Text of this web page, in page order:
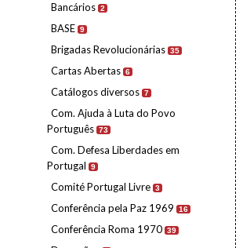
Bancários 2
BASE 9
Brigadas Revolucionárias 35
Cartas Abertas 6
Catálogos diversos 7
Com. Ajuda à Luta do Povo
Português 73
Com. Defesa Liberdades em
Portugal
9
Comité Portugal Livre 3
Conferência pela Paz 1969 16
Conferência Roma 1970 39